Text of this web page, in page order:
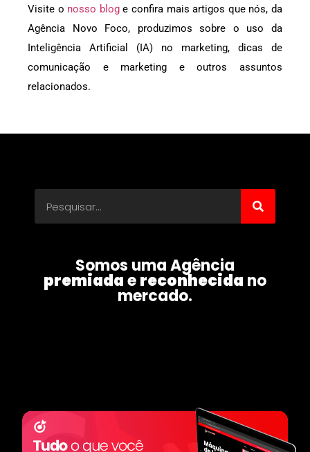
Visite o nosso bloge confira mais artigos que nós, da
Agência Novo Foco, produzimos sobre o uso da
Inteligência Artificial (IA) no marketing, dicas de
comunicação e marketing e outros assuntos
relacionados.
Somos uma Agência
premiadaereconhecida no
mercado.